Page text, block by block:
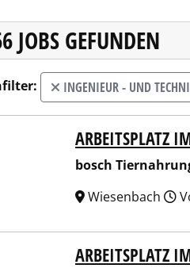
JOBS GEFUNDEN
INGENIEUR - UND
Tiernahrung GmbH & Co. KG
ARBEITSPLATZ
bosch
Wiesenbach
Tiernahrung GmbH & Co. KG
ARBEITSPLATZ